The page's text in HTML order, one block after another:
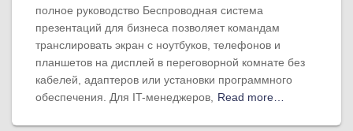
полное руководство Беспроводная система
презентаций для бизнеса позволяет командам
транслировать экран с ноутбуков, телефонов и
планшетов на дисплей в переговорной комнате без
кабелей, адаптеров или установки программного
обеспечения. Для IT-менеджеров,
Read more…